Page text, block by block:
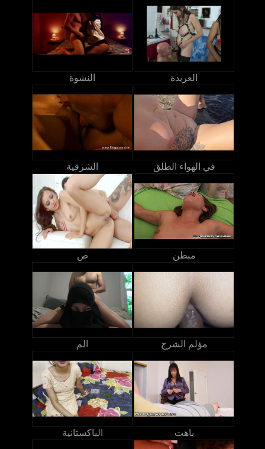
النشوة العربدة
الشرقية في الهواء الطلق
ص مبطن
الم مؤلم الشرج
الباكستانية باهت